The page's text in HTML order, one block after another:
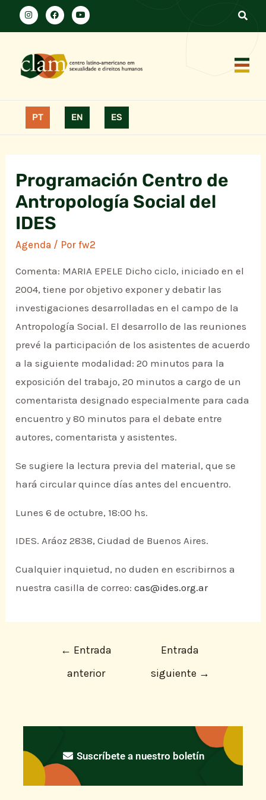
PT EN ES
Programación Centro de
Antropología Social del
IDES
Agenda / Porfw2
Comenta: MARIA EPELE Dicho ciclo, iniciado en el
2004, tiene por objetivo exponer y debatir las
investigaciones desarrolladas en el campo de la
Antropología Social. El desarrollo de las reuniones
prevé la participación de los asistentes de acuerdo
a la siguiente modalidad: 20 minutos para la
exposición del trabajo, 20 minutos a cargo de un
comentarista designado especialmente para cada
encuentro y 80 minutos para el debate entre
autores, comentarista y asistentes.
Se sugiere la lectura previa del material, que se
hará circular quince días antes del encuentro.
Lunes 6 de octubre, 18:00 hs.
IDES. Aráoz 2838, Ciudad de Buenos Aires.
Cualquier inquietud, no duden en escribirnos a
nuestra casilla de correo:cas@ides.org.ar
← Entrada
anterior
Entrada
siguiente →
Suscríbete a nuestro boletín